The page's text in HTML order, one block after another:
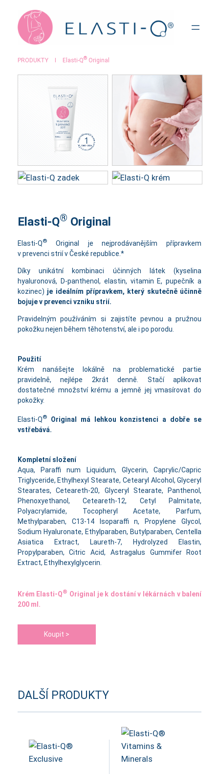
obsah
PRODUKTY Elasti-Q®Original
Elasti-Q® Original
Elasti-Q®Original je nejprodávanějším přípravkem
v prevenci strií v České republice.*
Díky unikátní kombinaci účinných látek (kyselina
hyaluronová, D-panthenol, elastin, vitamin E, pupečník a
kozinec) je ideálním přípravkem, který skutečně účinně
bojuje v prevenci vzniku strií.
Pravidelným používáním si zajistíte pevnou a pružnou
pokožku nejen během těhotenství, ale i po porodu.
Použití
Krém nanášejte lokálně na problematické partie
pravidelně, nejlépe 2krát denně. Stačí aplikovat
dostatečné množství krému a jemně jej vmasírovat do
pokožky.
Elasti-Q®
Original má lehkou konzistenci a dobře se
vstřebává.
Kompletní složení
Aqua, Paraffi num Liquidum, Glycerin, Caprylic/Capric
Triglyceride, Ethylhexyl Stearate, Cetearyl Alcohol, Glyceryl
Stearates, Ceteareth-20, Glyceryl Stearate, Panthenol,
Phenoxyethanol, Ceteareth-12, Cetyl Palmitate,
Polyacrylamide, Tocopheryl Acetate, Parfum,
Methylparaben, C13-14 Isoparaffi n, Propylene Glycol,
Sodium Hyaluronate, Ethylparaben, Butylparaben, Centella
Asiatica Extract, Laureth-7, Hydrolyzed Elastin,
Propylparaben, Citric Acid, Astragalus Gummifer Root
Extract, Ethylhexylglycerin.
Krém Elasti-Q® Original je k dostání v lékárnách v balení
200 ml.
Koupit >
DALŠÍ PRODUKTY